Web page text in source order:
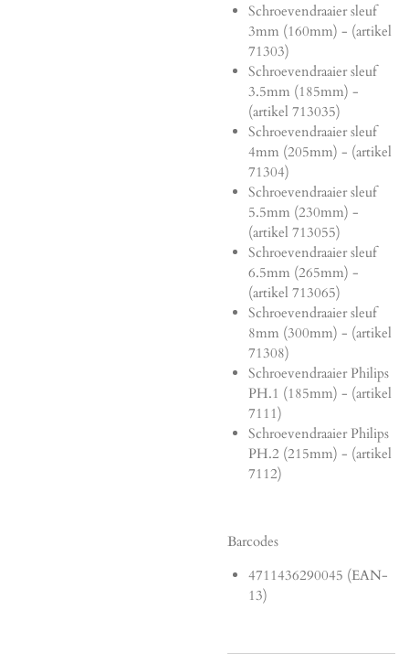
Schroevendraaier sleuf
3mm (160mm) - (artikel
71303)
Schroevendraaier sleuf
3.5mm (185mm) -
(artikel 713035)
Schroevendraaier sleuf
4mm (205mm) - (artikel
71304)
Schroevendraaier sleuf
5.5mm (230mm) -
(artikel 713055)
Schroevendraaier sleuf
6.5mm (265mm) -
(artikel 713065)
Schroevendraaier sleuf
8mm (300mm) - (artikel
71308)
Schroevendraaier Philips
PH.1 (185mm) - (artikel
7111)
Schroevendraaier Philips
PH.2 (215mm) - (artikel
7112)
Barcodes
4711436290045 (EAN-
13)